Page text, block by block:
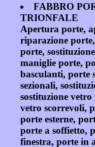
FABBRO
TRIONFALE
Apertura porte,
riparazione
porte,
maniglie porte,
basculanti, porte
sezionali,
sostituzione
vetro scorrevoli,
porte esterne,
porte a soffietto,
finestra, porte in